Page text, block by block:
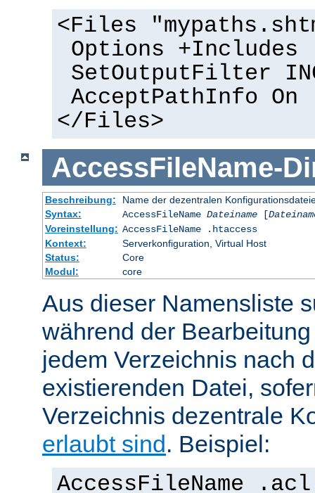
<Files
Options +Includes
SetOutputFilter
AcceptPathInfo On
</Files>
AccessFileName-
Beschreibung:
Name der dezentralen
Syntax:
AccessFileName Dateiname[
Voreinstellung: AccessFileName .htaccess
Kontext:
Serverkonfiguration, Virtual Host
Status:
Core
Modul:
core
Aus dieser Namensliste
während der
jedem Verzeichnis nach
existierenden Datei,
Verzeichnis dezentrale
erlaubt sind . Beispiel:
AccessFileName .acl